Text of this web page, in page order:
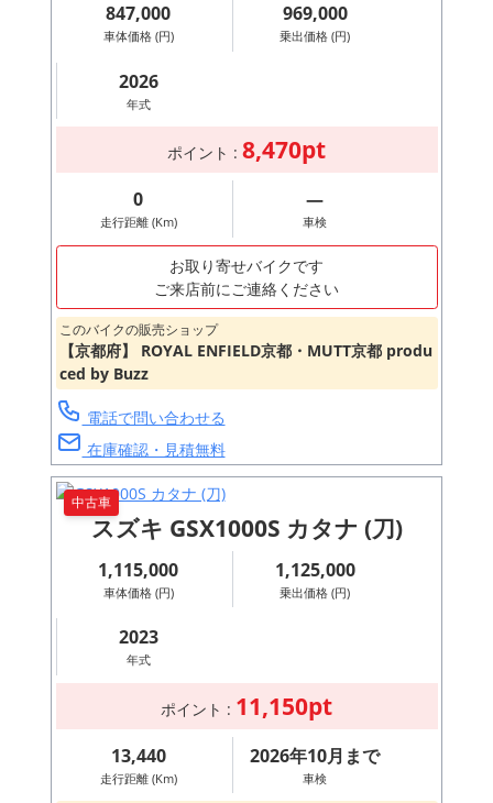
847,000
車体価格 (円)
969,000
乗出価格 (円)
2026
年式
ポイント : 8,470pt
0
走行距離 (Km)
―
車検
お取り寄せバイクです
ご来店前にご連絡ください
このバイクの販売ショップ
【京都府】 ROYAL ENFIELD京都・MUTT京都 produ
ced by Buzz
電話で問い合わせる
在庫確認・見積無料
中古車
スズキ GSX1000S カタナ (刀)
1,115,000
車体価格 (円)
1,125,000
乗出価格 (円)
2023
年式
ポイント : 11,150pt
13,440
走行距離 (Km)
2026年10月まで
車検